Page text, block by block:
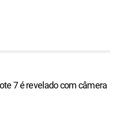
7 é revelado com câmera